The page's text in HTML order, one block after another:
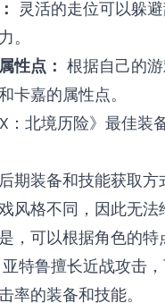
灵活的走位可以躲
。
性点： 根据自己的
卡嘉的属性点。
：北境历险》最佳装
期装备和技能获取方
风格不同，因此无法
，可以根据角色的特
亚特鲁擅长近战攻击
率的装备和技能。